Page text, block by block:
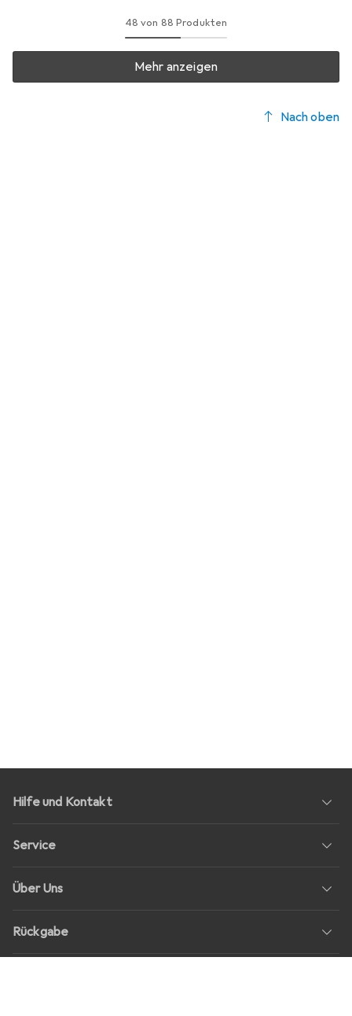
48 von 88 Produkten
Mehr anzeigen
Nach oben
Hilfe und Kontakt
Service
Über Uns
Rückgabe